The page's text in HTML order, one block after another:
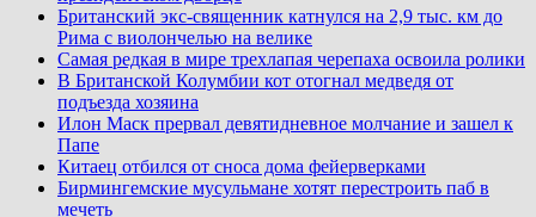
Британский экс-священник катнулся на 2,9 тыс. км до
Рима с виолончелью на велике
Самая редкая в мире трехлапая черепаха освоила ролики
В Британской Колумбии кот отогнал медведя от
подъезда хозяина
Илон Маск прервал девятидневное молчание и зашел к
Папе
Китаец отбился от сноса дома фейерверками
Бирмингемские мусульмане хотят перестроить паб в
мечеть